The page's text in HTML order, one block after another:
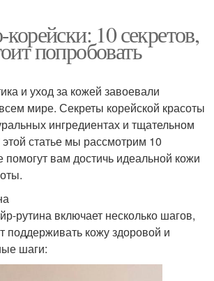
10 секретов,
попробовать
и уход за кожей завоевали
мире. Секреты корейской красоты
ингредиентах и тщательном
статье мы рассмотрим 10
помогут вам достичь идеальной кожи
рутина включает несколько шагов,
поддерживать кожу здоровой и
шаги: